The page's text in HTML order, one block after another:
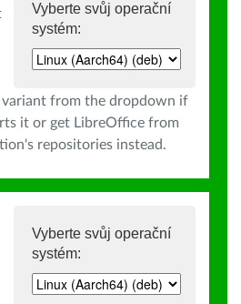
Vyberte svůj operační
systém:
variant from the dropdown if
it or get LibreOffice from
repositories instead.
Vyberte svůj operační
systém: